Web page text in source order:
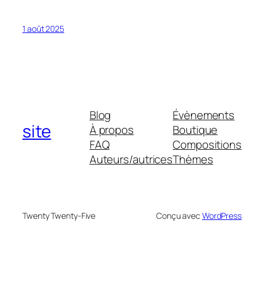
1 août 2025
site
Blog
À propos
FAQ
Auteurs/autrices
Évènements
Boutique
Compositions
Thèmes
Twenty Twenty-Five Conçu avec WordPress